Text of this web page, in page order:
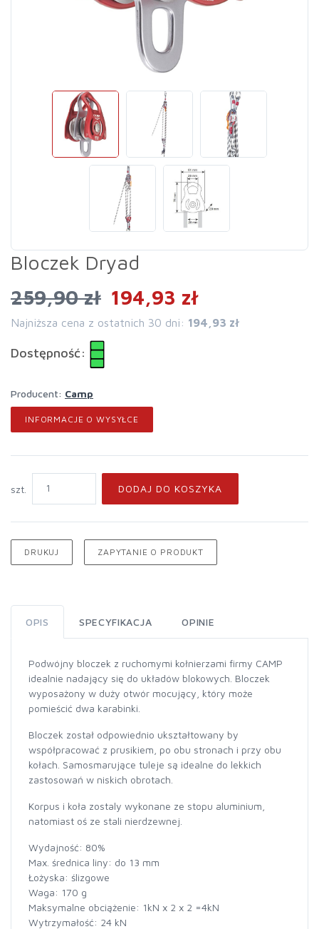
Bloczek Dryad
259,90 zł 194,93 zł
Najniższa cena z ostatnich 30 dni: 194,93 zł
Dostępność:
Producent: Camp
INFORMACJE O WYSYŁCE
szt. DODAJ DO KOSZYKA
DRUKUJ ZAPYTANIE O PRODUKT
OPIS SPECYFIKACJA OPINIE
Podwójny bloczek z ruchomymi kołnierzami firmy CAMP
idealnie nadający się do układów blokowych. Bloczek
wyposażony w duży otwór mocujący, który może
pomieścić dwa karabinki.
Bloczek został odpowiednio ukształtowany by
współpracować z prusikiem, po obu stronach i przy obu
kołach. Samosmarujące tuleje są idealne do lekkich
zastosowań w niskich obrotach.
Korpus i koła zostaly wykonane ze stopu aluminium,
natomiast oś ze stali nierdzewnej.
Wydajność: 80%
Max. średnica liny: do 13 mm
Łożyska: ślizgowe
Waga: 170 g
Maksymalne obciążenie: 1kN x 2 x 2 =4kN
Wytrzymałość: 24 kN